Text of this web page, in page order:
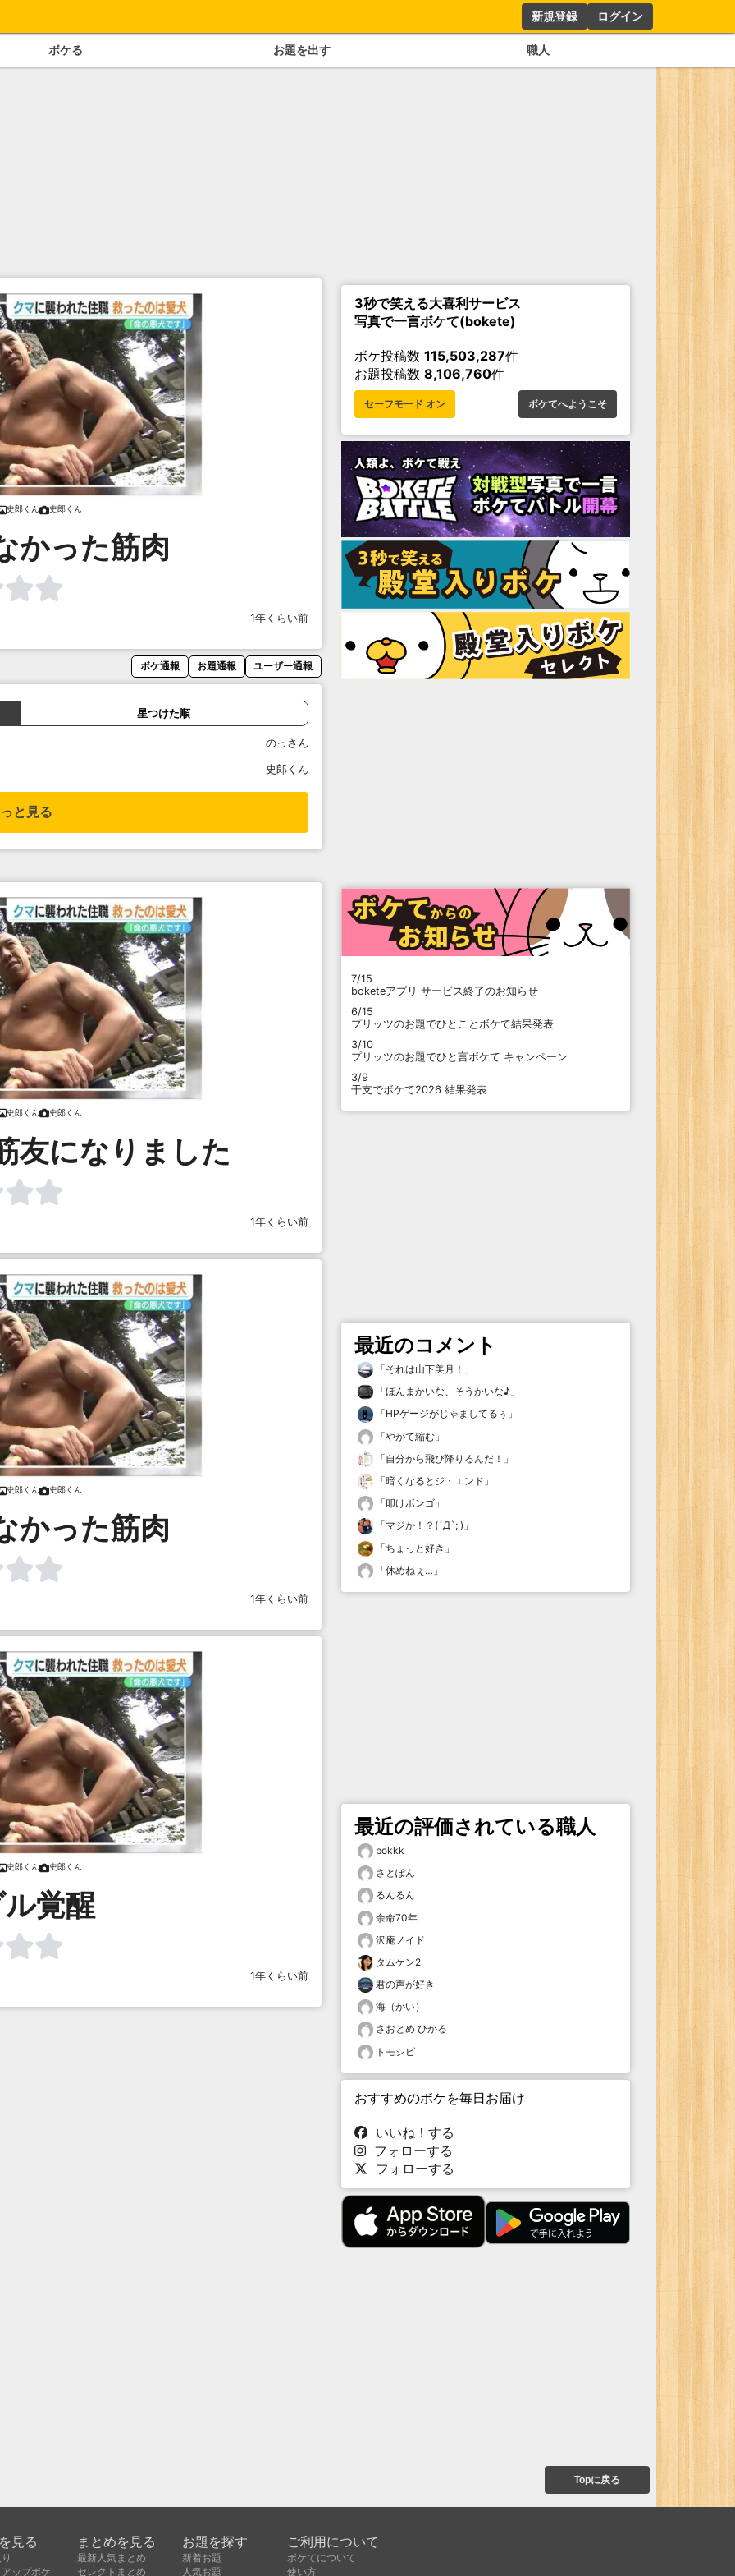
新規登録 ログイン
ボケる お題を出す 職人
史郎くん 史郎くん
かった筋肉
1年くらい前
ボケ通報 お題通報 ユーザー通報
星つけた順
のっさん
史郎くん
と見る
史郎くん 史郎くん
友になりました
1年くらい前
史郎くん 史郎くん
かった筋肉
1年くらい前
史郎くん 史郎くん
覚醒
1年くらい前
3秒で笑える大喜利サービス
写真で一言ボケて(bokete)
ボケ投稿数 115,503,287件
お題投稿数 8,106,760件
セーフモード オン ボケてへようこそ
7/15
boketeアプリ サービス終了のお知らせ
6/15
プリッツのお題でひとことボケて結果発表
3/10
プリッツのお題でひと言ボケて キャンペーン
3/9
干支でボケて2026 結果発表
最近のコメント
「それは山下美月！ 」
「ほんまかいな、そうかいな♪ 」
「HPゲージがじゃましてるぅ 」
「やがて縮む 」
「自分から飛び降りるんだ！ 」
「暗くなるとジ・エンド 」
「叩けボンゴ 」
「マジか！？(´Д`; ) 」
「ちょっと好き 」
「休めねぇ… 」
最近の評価されている職人
bokkk
さとぽん
るんるん
余命70年
沢庵ノイド
タムケン2
君の声が好き
海（かい）
さおとめ ひかる
トモシビ
おすすめのボケを毎日お届け
いいね！する
フォローする
フォローする
Topに戻る
見る
ップボケ
まとめを見る
最新人気まとめ
セレクトまとめ
お題を探す
新着お題
人気お題
ご利用について
ボケてについて
使い方